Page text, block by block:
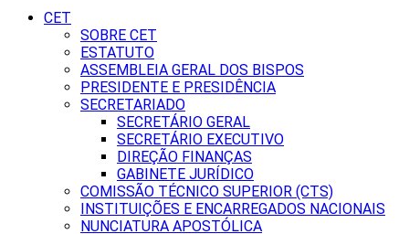
CET
SOBRE CET
ESTATUTO
ASSEMBLEIA GERAL DOS BISPOS
PRESIDENTE E PRESIDÊNCIA
SECRETARIADO
SECRETÁRIO GERAL
SECRETÁRIO EXECUTIVO
DIREÇÃO FINANÇAS
GABINETE JURÍDICO
COMISSÃO TÉCNICO SUPERIOR (CTS)
INSTITUIÇÕES E ENCARREGADOS NACIONAIS
NUNCIATURA APOSTÓLICA